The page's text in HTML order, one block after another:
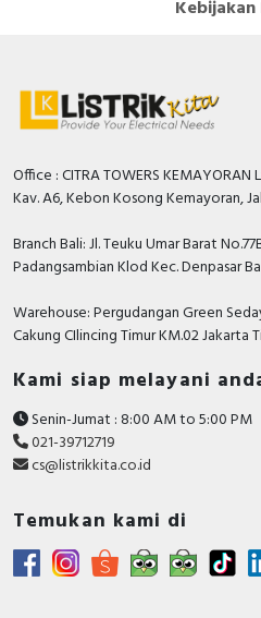
Mennekes, Epcos, Safe-D-
Bradley, Sunfree, Secure,
Alpha, Selis, Telemecanique,
B&D Transformer, Asco,
karena semua barang yang
asli, bergaransi resmi dan
dan informasi lebih lanjut bisa
atau marketing kami
Kebijakan
Office : CITRA TOWERS KEMAYORAN
Kav. A6, Kebon Kosong Kemayoran,
Branch Bali: Jl. Teuku Umar Barat
Padangsambian Klod Kec. Denpasar
Warehouse: Pergudangan Green
Cakung CIlincing Timur KM.02 Jakarta
Kami siap melayani
Senin-Jumat : 8:00 AM to 5:00 PM
021-39712719
cs@listrikkita.co.id
Temukan kami di